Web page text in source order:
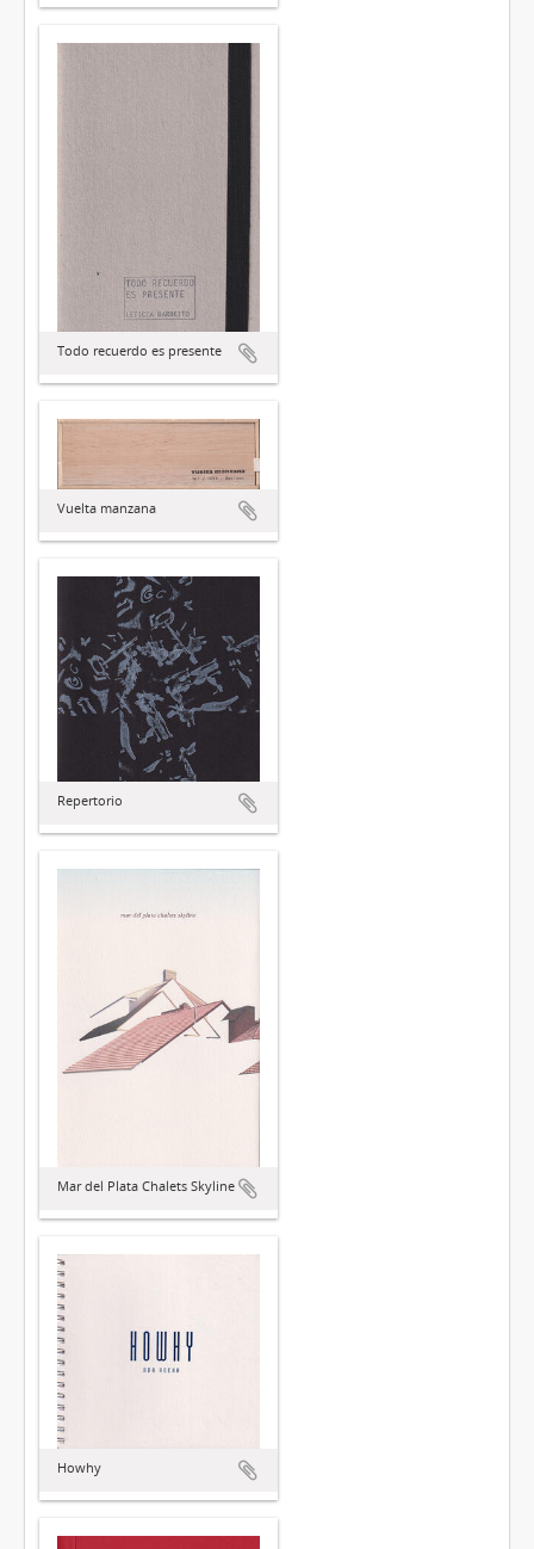
Todo recuerdo es presente
Vuelta manzana
Repertorio
Mar del Plata Chalets Skyline
Howhy